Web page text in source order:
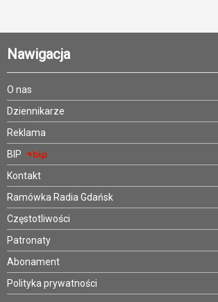
Nawigacja
O nas
Dziennikarze
Reklama
BIP
Kontakt
Ramówka Radia Gdańsk
Częstotliwości
Patronaty
Abonament
Polityka prywatności